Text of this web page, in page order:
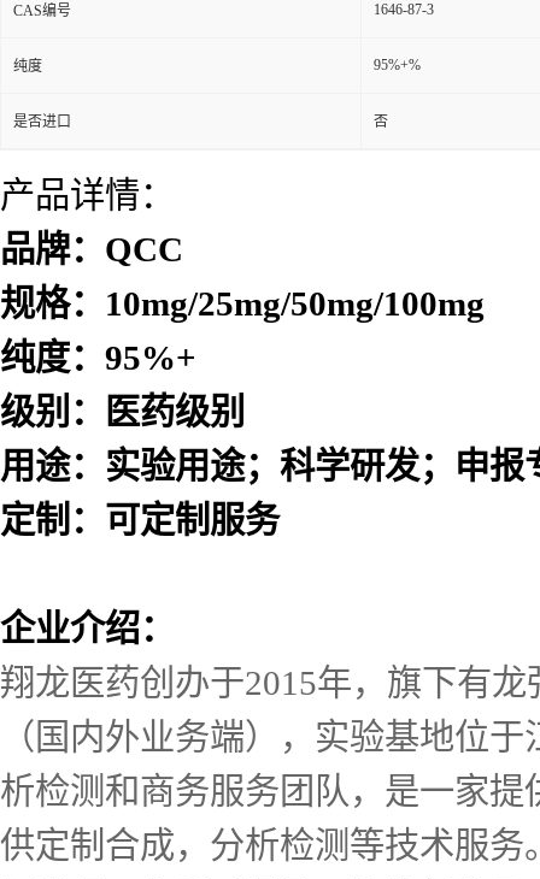
CAS编号 1646-87-3
纯度 95%+%
是否进口 否
产品详情：
品牌：QCC
规格：10mg/25mg/50mg/100mg
纯度：95%+
级别：医药级别
用途：实验用途；科学研发；申报
定制：可定制服务
企业介绍：
翔龙医药创办于2015年，旗下有
（国内外业务端），实验基地位
析检测和商务服务团队，是一家
供定制合成，分析检测等技术服务